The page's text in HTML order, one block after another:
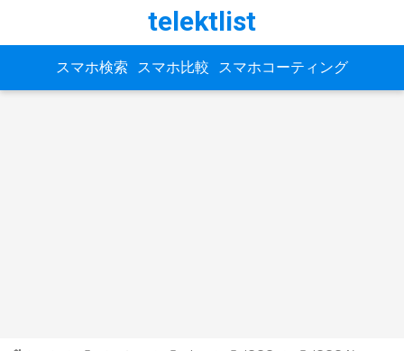
telektlist
スマホ検索 スマホ比較 スマホコーティング